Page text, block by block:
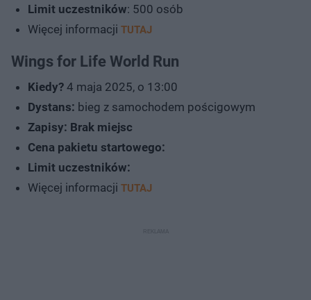
Limit uczestników: 500 osób
Więcej informacji TUTAJ
Wings for Life World Run
Kiedy? 4 maja 2025, o 13:00
Dystans: bieg z samochodem pościgowym
Zapisy: Brak miejsc
Cena pakietu startowego:
Limit uczestników:
Więcej informacji TUTAJ